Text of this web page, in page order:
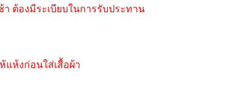
า ต้องมีระเบียบในการรับประทาน
แห้งก่อนใส่เสื้อผ้า